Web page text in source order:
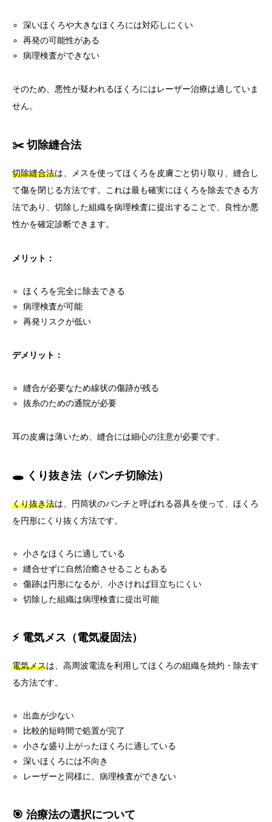
深いほくろや大きなほくろには対応しにくい
再発の可能性がある
病理検査ができない
そのため、悪性が疑われるほくろにはレーザー治療は適していま
せん。
✂️ 切除縫合法
切除縫合法は、メスを使ってほくろを皮膚ごと切り取り、縫合し
て傷を閉じる方法です。これは最も確実にほくろを除去できる方
法であり、切除した組織を病理検査に提出することで、良性か悪
性かを確定診断できます。
メリット：
ほくろを完全に除去できる
病理検査が可能
再発リスクが低い
デメリット：
縫合が必要なため線状の傷跡が残る
抜糸のための通院が必要
耳の皮膚は薄いため、縫合には細心の注意が必要です。
🕳️ くり抜き法（パンチ切除法）
くり抜き法は、円筒状のパンチと呼ばれる器具を使って、ほくろ
を円形にくり抜く方法です。
小さなほくろに適している
縫合せずに自然治癒させることもある
傷跡は円形になるが、小さければ目立ちにくい
切除した組織は病理検査に提出可能
⚡ 電気メス（電気凝固法）
電気メスは、高周波電流を利用してほくろの組織を焼灼・除去す
る方法です。
出血が少ない
比較的短時間で処置が完了
小さな盛り上がったほくろに適している
深いほくろには不向き
レーザーと同様に、病理検査ができない
🎯 治療法の選択について